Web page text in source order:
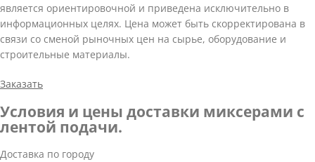
является ориентировочной и приведена исключительно в
информационных целях. Цена может быть скорректирована в
связи со сменой рыночных цен на сырье, оборудование и
строительные материалы.
Заказать
Условия и цены доставки миксерами с
лентой подачи.
Доставка по городу